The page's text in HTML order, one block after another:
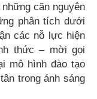
căn nguyên
phân tích dưới
các nỗ lực hiện
thức – mời gọi
mô hình đào tạo
trong ánh sáng